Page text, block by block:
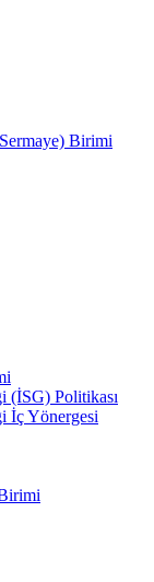
Birimi
(İSG) Politikası
İç Yönergesi